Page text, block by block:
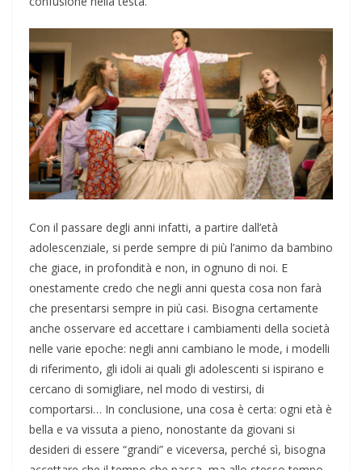
Con il passare degli anni infatti, a partire dall’età
adolescenziale, si perde sempre di più l’animo da bambino
che giace, in profondità e non, in ognuno di noi. E
onestamente credo che negli anni questa cosa non farà
che presentarsi sempre in più casi. Bisogna certamente
anche osservare ed accettare i cambiamenti della società
nelle varie epoche: negli anni cambiano le mode, i modelli
di riferimento, gli idoli ai quali gli adolescenti si ispirano e
cercano di somigliare, nel modo di vestirsi, di
comportarsi… In conclusione, una cosa è certa: ogni età è
bella e va vissuta a pieno, nonostante da giovani si
desideri di essere “grandi” e viceversa, perché sì, bisogna